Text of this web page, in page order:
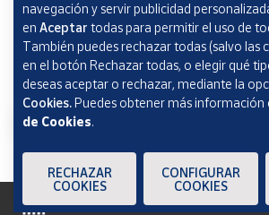
Correos Market
navegación y servir publicidad
en Aceptar todas para permitir el uso de
También puedes rechazar todas (salvo las
en el botón Rechazar todas, o elegir qué
deseas aceptar o rechazar, mediante la
Cookies.Puedes obtener más información
de Cookies.
RECHAZAR
COOKIES
CONFIGURAR
COOKIES